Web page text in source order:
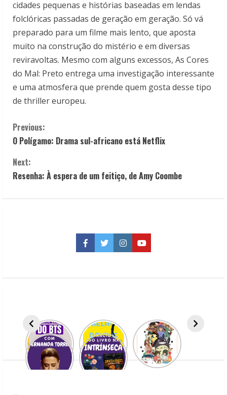
cidades pequenas e histórias baseadas em lendas
folclóricas passadas de geração em geração. Só vá
preparado para um filme mais lento, que aposta
muito na construção do mistério e em diversas
reviravoltas. Mesmo com alguns excessos, As Cores
do Mal: Preto entrega uma investigação interessante
e uma atmosfera que prende quem gosta desse tipo
de thriller europeu.
C
o
n
Previous:
O Polígamo: Drama sul-africano está Netflix
Next:
Resenha: À espera de um feitiço, de Amy Coombe
Facebook
TwitterInstagramYouTube